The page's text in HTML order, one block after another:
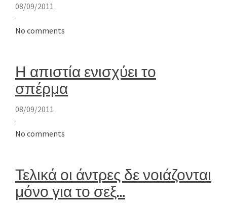
08/09/2011
·
No comments
Η απιστία ενισχύει το
σπέρμα
08/09/2011
·
No comments
Τελικά οι άντρες δε νοιάζονται
μόνο για το σεξ…